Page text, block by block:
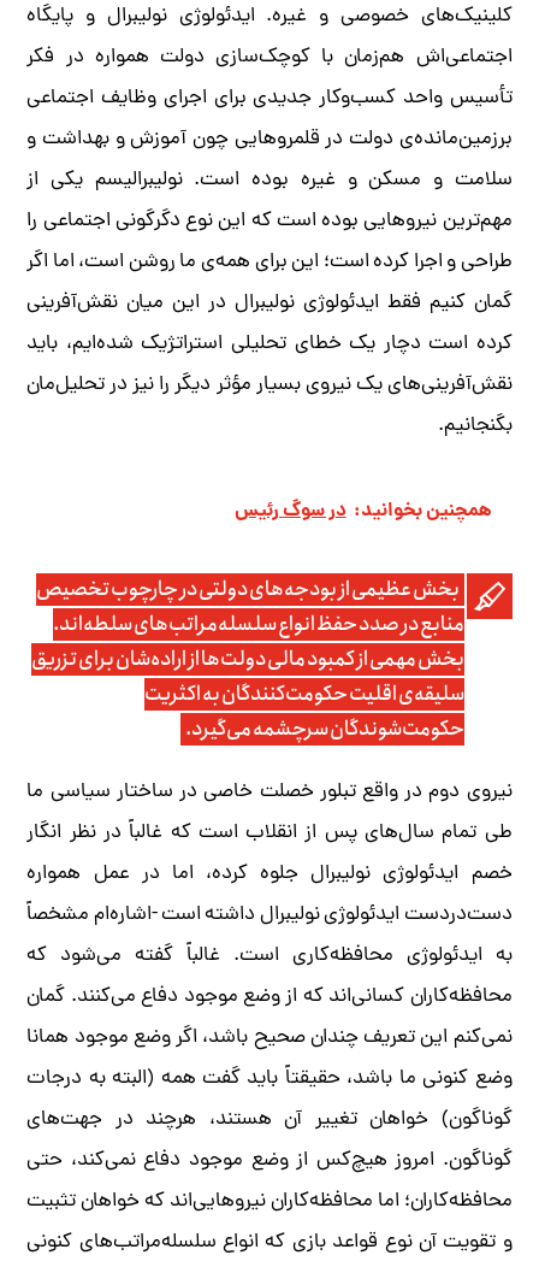
کلینیک‌های خصوصی و غیره. ایدئولوژی نولیبرال و پایگاه
اجتماعی‌اش هم‌زمان با کوچک‌سازی دولت همواره در فکر
تأسیس واحد کسب‌وکار جدیدی برای اجرای وظایف اجتماعی
برزمین‌‌مانده‌ی دولت در قلمروهایی چون آموزش و بهداشت و
سلامت و مسکن و غیره بوده است. نولیبرالیسم یکی از
مهم‌ترین نیروهایی بوده است که این نوع دگرگونی اجتماعی را
طراحی و اجرا کرده است؛ این برای همه‌ی ما روشن است، اما اگر
گمان کنیم فقط ایدئولوژی نولیبرال در این میان نقش‌آفرینی
کرده است دچار یک خطای تحلیلی استراتژیک شده‌ایم، باید
نقش‌آفرینی‌های یک نیروی بسیار مؤثر دیگر را نیز در تحلیل‌مان
بگنجانیم.
همچنین بخوانید: در سوگ رئیس
بخش عظیمی از بودجه‌های دولتی در چارچوب تخصیص
منابع در صدد حفظ انواع سلسله‌مراتب‌های سلطه‌اند.
بخش مهمی از کمبود مالی دولت‌ها از اراده‌شان برای تزریق
سلیقه‌ی اقلیت حکومت‌کنندگان به اکثریت
حکومت‌شوندگان سرچشمه می‌گیرد.
نیروی دوم در واقع تبلور خصلت خاصی در ساختار سیاسی ما
طی تمام سال‌های پس از انقلاب است که غالباً در نظر انگار
خصم ایدئولوژی نولیبرال جلوه کرده، اما در عمل همواره
دست‌در‌دست ایدئولوژی نولیبرال داشته است -اشاره‌ام مشخصاً
به ایدئولوژی محافظه‌کاری است. غالباً گفته می‌شود که
محافظه‌کاران کسانی‌اند که از وضع موجود دفاع می‌کنند. گمان
نمی‌کنم این تعریف چندان صحیح باشد، اگر وضع موجود همانا
وضع کنونی ما باشد، حقیقتاً باید گفت همه (البته به درجات
گوناگون) خواهان تغییر آن‌ هستند، هرچند در جهت‌های
گوناگون. امروز هیچ‌کس از وضع موجود دفاع نمی‌کند، حتی
محافظه‌کاران؛ اما محافظه‌کاران نیروهایی‌اند که خواهان تثبیت
و تقویت آن نوع قواعد بازی که انواع سلسله‌مراتب‌های کنونی